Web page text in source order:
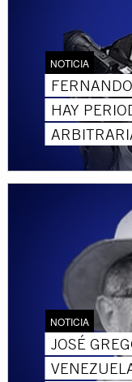
NOTICIA
HAY
NOTICIA
JOSÉ